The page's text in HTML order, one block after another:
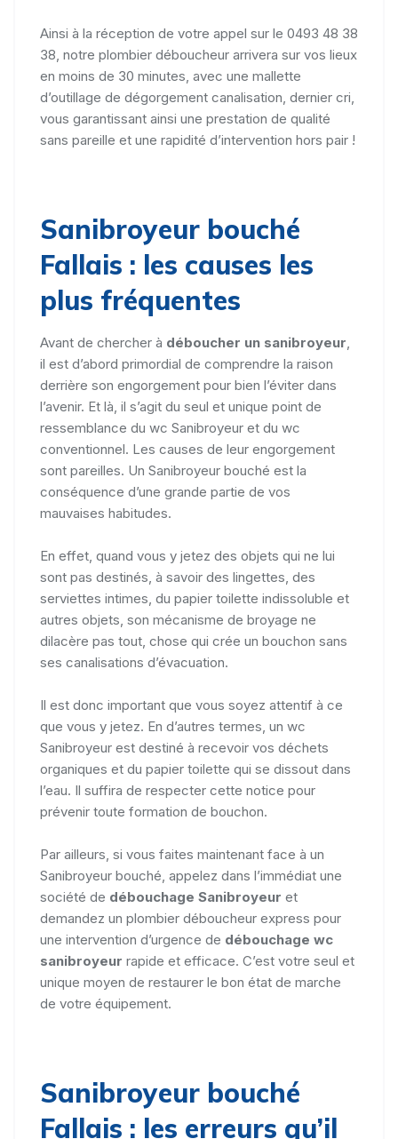
Ainsi à la réception de votre appel sur le 0493 48 38
38, notre plombier déboucheur arrivera sur vos lieux
en moins de 30 minutes, avec une mallette
d’outillage de dégorgement canalisation, dernier cri,
vous garantissant ainsi une prestation de qualité
sans pareille et une rapidité d’intervention hors pair !
Sanibroyeur bouché
Fallais : les causes les
plus fréquentes
Avant de chercher à déboucher un sanibroyeur
il est d’abord primordial de comprendre la raison
derrière son engorgement pour bien l’éviter dans
l’avenir. Et là, il s’agit du seul et unique point de
ressemblance du wc Sanibroyeur et du wc
conventionnel. Les causes de leur engorgement
sont pareilles. Un Sanibroyeur bouché est la
conséquence d’une grande partie de vos
mauvaises habitudes.
En effet, quand vous y jetez des objets qui ne lui
sont pas destinés, à savoir des lingettes, des
serviettes intimes, du papier toilette indissoluble et
autres objets, son mécanisme de broyage ne
dilacère pas tout, chose qui crée un bouchon sans
ses canalisations d’évacuation.
Il est donc important que vous soyez attentif à ce
que vous y jetez. En d’autres termes, un wc
Sanibroyeur est destiné à recevoir vos déchets
organiques et du papier toilette qui se dissout dans
l’eau. Il suffira de respecter cette notice pour
prévenir toute formation de bouchon.
Par ailleurs, si vous faites maintenant face à un
Sanibroyeur bouché, appelez dans l’immédiat une
société de débouchage Sanibroyeur et
demandez un plombier déboucheur express pour
une intervention d’urgence de débouchage wc
sanibroyeur rapide et efficace. C’est votre seul et
unique moyen de restaurer le bon état de marche
de votre équipement.
Sanibroyeur bouché
Fallais : les erreurs qu’il